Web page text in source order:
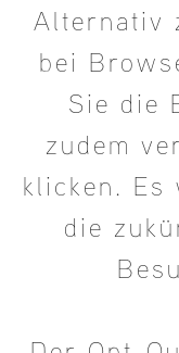
Alternativ
bei
Sie die
zudem
klicken. Es
die